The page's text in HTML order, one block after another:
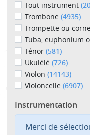
Tout instrument
Trombone (4935)
Trompette ou
Tuba, euphonium
Ténor (581)
Ukulélé (726)
Violon (14143)
Violoncelle (6907)
Instrumentation
Merci de